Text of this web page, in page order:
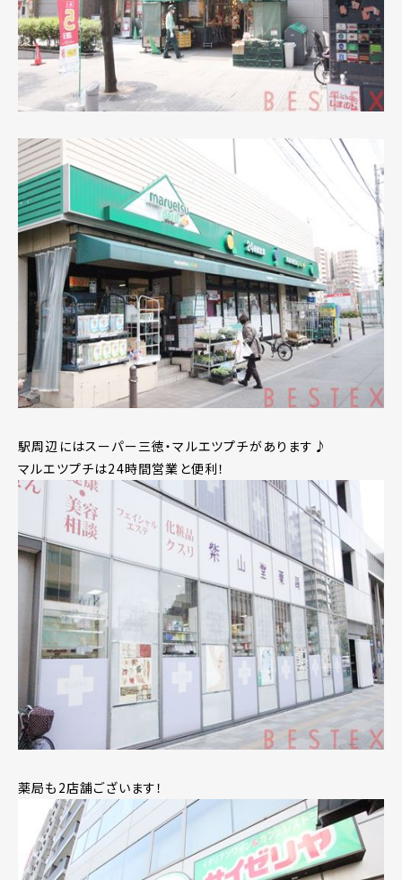
駅周辺にはスーパー三徳・マルエツプチがあります♪
マルエツプチは24時間営業と便利！
薬局も2店舗ございます！